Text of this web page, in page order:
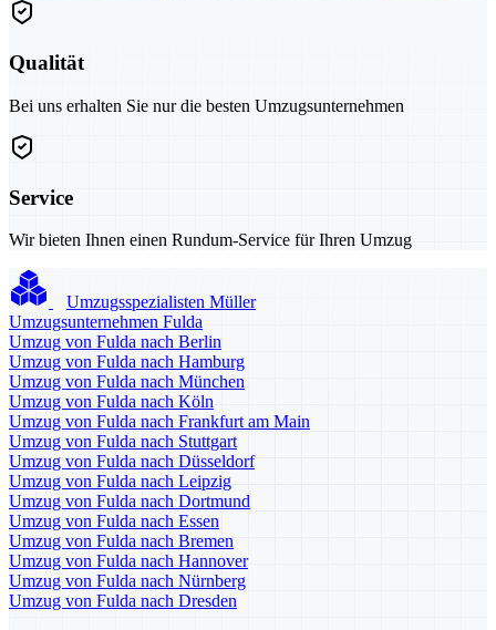
Qualität
Bei uns erhalten Sie nur die besten Umzugsunternehmen
Service
Wir bieten Ihnen einen Rundum-Service für Ihren Umzug
Umzugsspezialisten Müller
Umzugsunternehmen Fulda
Umzug von Fulda nach Berlin
Umzug von Fulda nach Hamburg
Umzug von Fulda nach München
Umzug von Fulda nach Köln
Umzug von Fulda nach Frankfurt am Main
Umzug von Fulda nach Stuttgart
Umzug von Fulda nach Düsseldorf
Umzug von Fulda nach Leipzig
Umzug von Fulda nach Dortmund
Umzug von Fulda nach Essen
Umzug von Fulda nach Bremen
Umzug von Fulda nach Hannover
Umzug von Fulda nach Nürnberg
Umzug von Fulda nach Dresden